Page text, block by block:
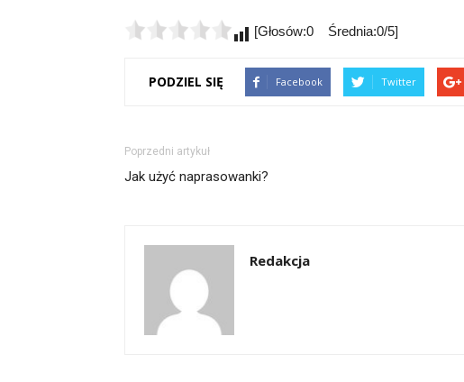
[Głosów:0 Średnia:0/5]
PODZIEL SIĘ Facebook Twitter
Poprzedni artykuł
Jak użyć naprasowanki?
Redakcja